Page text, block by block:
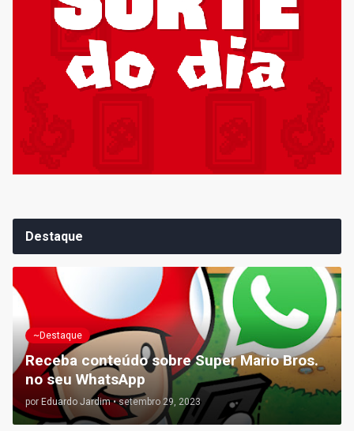
Destaque
~Destaque
Receba conteúdo sobre Super Mario Bros.
no seu WhatsApp
por Eduardo Jardim • setembro 29, 2023